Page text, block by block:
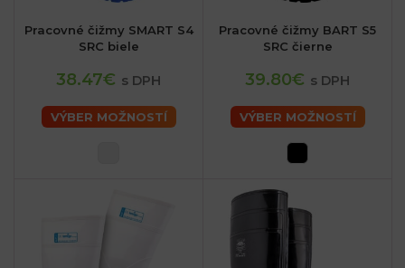
Pracovné čižmy SMART S4
SRC biele
38.47€ s DPH
VÝBER MOŽNOSTÍ
Pracovné čižmy BART S5
SRC čierne
39.80€ s DPH
VÝBER MOŽNOSTÍ